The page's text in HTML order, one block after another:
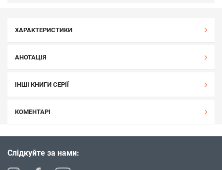
ХАРАКТЕРИСТИКИ
АНОТАЦІЯ
ІНШІ КНИГИ СЕРІЇ
КОМЕНТАРІ
Слідкуйте за нами: